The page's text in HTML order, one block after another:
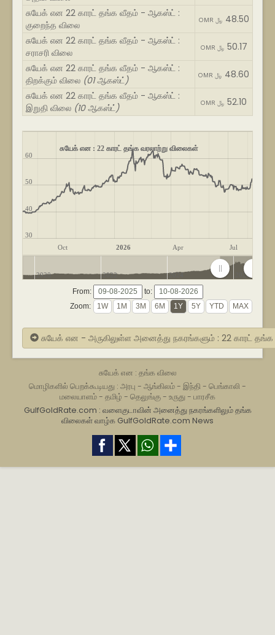
சுயேக் என 22 காரட் தங்க வீதம் - ஆகஸ்ட் :
குறைந்த விலை
OMR ﷼ 48.50
சுயேக் என 22 காரட் தங்க வீதம் - ஆகஸ்ட் :
சராசரி விலை
OMR ﷼ 50.17
சுயேக் என 22 காரட் தங்க வீதம் - ஆகஸ்ட் :
திறக்கும் விலை (01 ஆகஸ்ட்) OMR ﷼ 48.60
சுயேக் என 22 காரட் தங்க வீதம் - ஆகஸ்ட் :
இறுதி விலை (10 ஆகஸ்ட்) OMR ﷼ 52.10
சுயேக் என : 22 காரட் தங்க வரலாற்று விலைகள்
Oct 2026 Apr Jul
30
40
50
60
2020 2022 2024 2026
From:
to:
Zoom:
சுயேக் என - அருகிலுள்ள அனைத்து நகரங்களும் : 22 காரட்
சுயேக் என : தங்க விலை
மொழிகளில் பெறக்கூடியது : அரபு - ஆங்கிலம்- இந்தி - பெங்காலி -
மலையாளம்- தமிழ் - தெலுங்கு- உருது - பாரசீக
GulfGoldRate.com : வளைகுடாவின் அனைத்து நகரங்களிலும் தங்க
விலைகள் வாழ்க GulfGoldRate.com News